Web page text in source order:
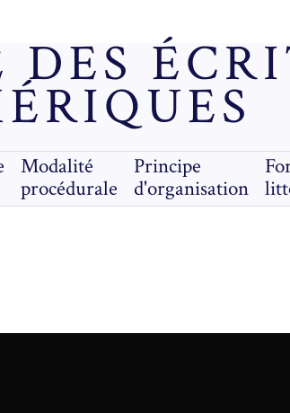
DES
Modalité
procédurale
Principe
d'organisation